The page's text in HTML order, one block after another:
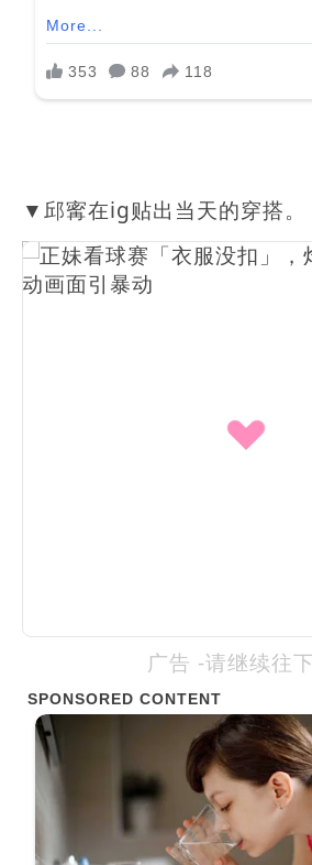
▼邱寗在ig贴出当天的穿搭。
广告 -请继续往